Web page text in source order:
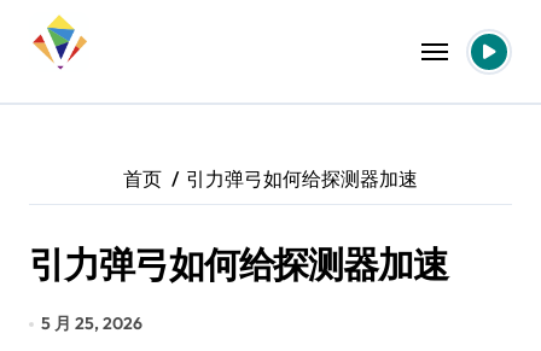
首页 引力弹弓如何给探测器加速
引力弹弓如何给探测器加速
5 月 25, 2026